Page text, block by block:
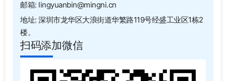
邮箱: lingyuanbin@mingni.cn
地址: 深圳市龙华区大浪街道华繁路119号经盛工业区1栋2
楼。
扫码添加微信